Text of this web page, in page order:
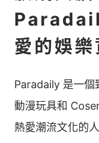
愛的娛
Paradaily 是一個
動漫玩具和
熱愛潮流文化的